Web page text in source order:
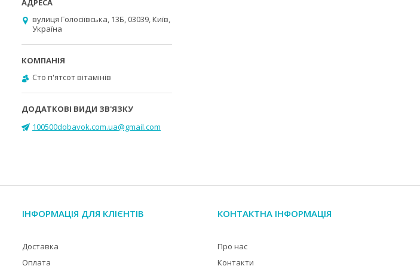
вулиця Голосіївська, 13Б, 03039, Київ,
Україна
Cто п'ятсот вітамінів
100500dobavok.com.ua@gmail.com
ІНФОРМАЦІЯ ДЛЯ КЛІЄНТІВ
Доставка
Оплата
КОНТАКТНА ІНФОРМАЦІЯ
Про нас
Контакти